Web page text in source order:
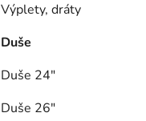
Výplety, dráty
Duše
Duše 24"
Duše 26"